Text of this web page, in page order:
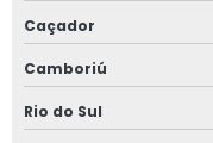
Caçador
Camboriú
Rio do Sul